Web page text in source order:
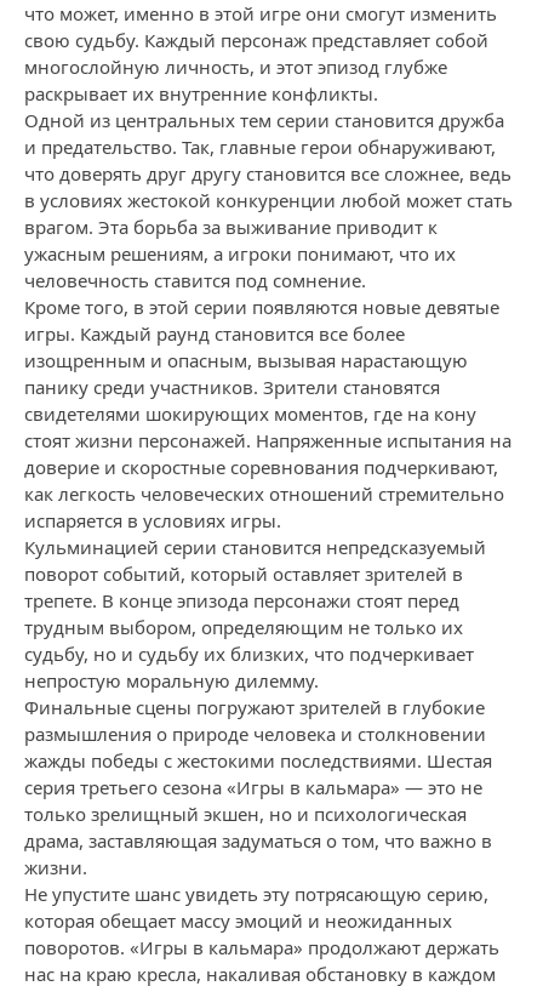
что может, именно в этой игре они смогут изменить
свою судьбу. Каждый персонаж представляет собой
многослойную личность, и этот эпизод глубже
раскрывает их внутренние конфликты.
Одной из центральных тем серии становится дружба
и предательство. Так, главные герои обнаруживают,
что доверять друг другу становится все сложнее, ведь
в условиях жестокой конкуренции любой может стать
врагом. Эта борьба за выживание приводит к
ужасным решениям, а игроки понимают, что их
человечность ставится под сомнение.
Кроме того, в этой серии появляются новые девятые
игры. Каждый раунд становится все более
изощренным и опасным, вызывая нарастающую
панику среди участников. Зрители становятся
свидетелями шокирующих моментов, где на кону
стоят жизни персонажей. Напряженные испытания на
доверие и скоростные соревнования подчеркивают,
как легкость человеческих отношений стремительно
испаряется в условиях игры.
Кульминацией серии становится непредсказуемый
поворот событий, который оставляет зрителей в
трепете. В конце эпизода персонажи стоят перед
трудным выбором, определяющим не только их
судьбу, но и судьбу их близких, что подчеркивает
непростую моральную дилемму.
Финальные сцены погружают зрителей в глубокие
размышления о природе человека и столкновении
жажды победы с жестокими последствиями. Шестая
серия третьего сезона «Игры в кальмара» — это не
только зрелищный экшен, но и психологическая
драма, заставляющая задуматься о том, что важно в
жизни.
Не упустите шанс увидеть эту потрясающую серию,
которая обещает массу эмоций и неожиданных
поворотов. «Игры в кальмара» продолжают держать
нас на краю кресла, накаливая обстановку в каждом